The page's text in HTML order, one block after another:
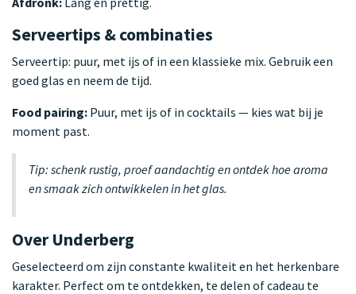
Serveertips & combinaties
Serveertip: puur, met ijs of in een klassieke mix. Gebruik een
goed glas en neem de tijd.
Food pairing: Puur, met ijs of in cocktails — kies wat bij je
moment past.
Tip: schenk rustig, proef aandachtig en ontdek hoe aroma
en smaak zich ontwikkelen in het glas.
Over Underberg
Geselecteerd om zijn constante kwaliteit en het herkenbare
karakter. Perfect om te ontdekken, te delen of cadeau te